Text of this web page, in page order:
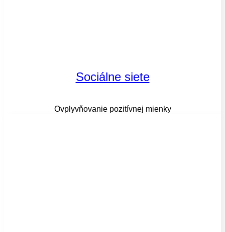
Sociálne siete
Ovplyvňovanie pozitívnej mienky